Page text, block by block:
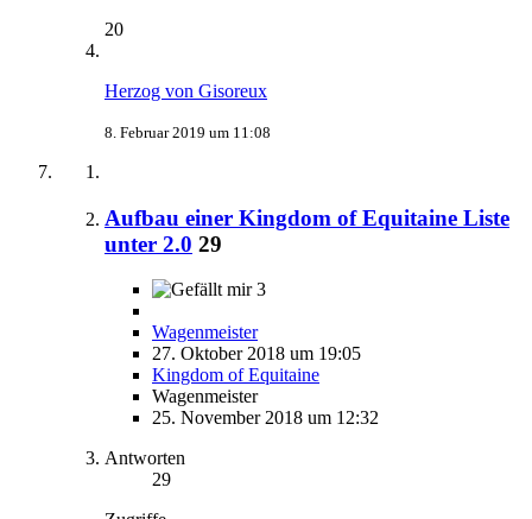
20
Herzog von Gisoreux
8. Februar 2019 um 11:08
Aufbau einer Kingdom of Equitaine Liste
unter 2.0 29
3
Wagenmeister
27. Oktober 2018 um 19:05
Kingdom of Equitaine
Wagenmeister
25. November 2018 um 12:32
Antworten
29